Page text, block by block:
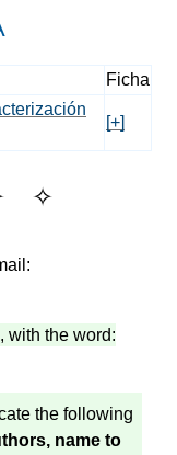
Ficha
[+]
with the word:
the following
name to